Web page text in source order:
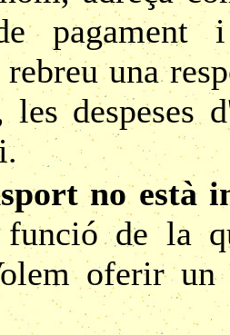
pagament
una
les despeses
no està
funció de la
oferir